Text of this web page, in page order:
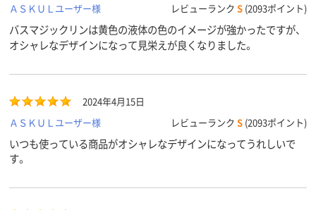
ＡＳＫＵＬユーザー様
レビューランク S (2093ポイント)
バスマジックリンは黄色の液体の色のイメージが強かったですが、
オシャレなデザインになって見栄えが良くなりました。
2024年4月15日
ＡＳＫＵＬユーザー様
レビューランク S (2093ポイント)
いつも使っている商品がオシャレなデザインになってうれしいで
す。